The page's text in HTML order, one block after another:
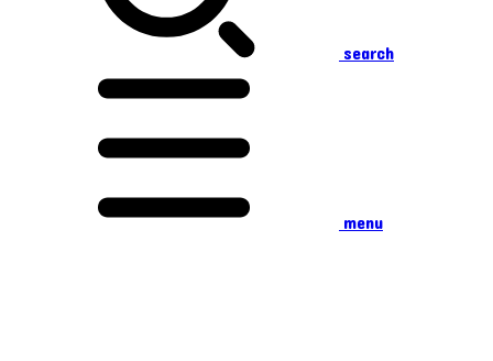
search
menu